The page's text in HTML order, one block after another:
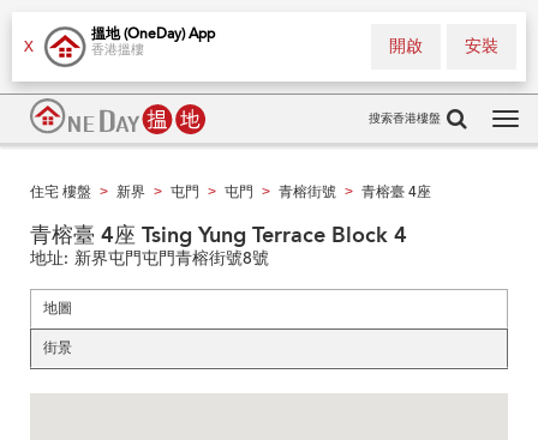
X
搵地 (OneDay) App
香港搵樓 安裝
開啟
搜索香港樓盤
住宅 樓盤 > 新界 > 屯門 > 屯門 > 青榕街號 > 青榕臺 4座
青榕臺 4座 Tsing Yung Terrace Block 4
地址: 新界屯門屯門青榕街號8號
地圖
街景